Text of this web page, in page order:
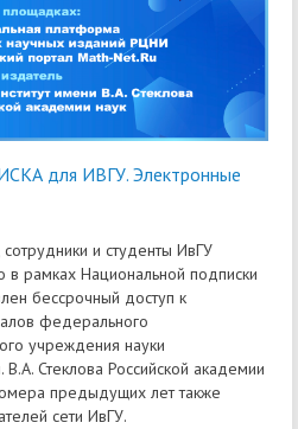
для ИВГУ. Электронные
и студенты ИвГУ
рамках Национальной подписки
бессрочный доступ к
федерального
учреждения науки
В.А. Стеклова Российской академии
предыдущих лет также
сети ИвГУ.